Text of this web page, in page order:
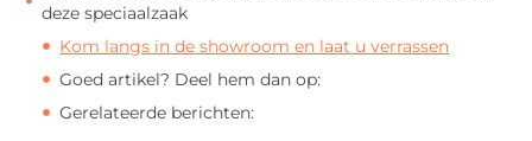
deze speciaalzaak
Kom langs in de showroom en laat u verrassen
Goed artikel? Deel hem dan op:
Gerelateerde berichten: